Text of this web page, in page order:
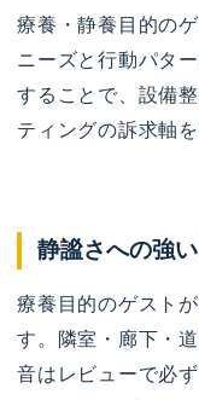
療養・静養目的の
ニーズと行動パタ
することで、設備
ティングの訴求軸
静謐さへの強
療養目的のゲスト
す。隣室・廊下・
音はレビューで必